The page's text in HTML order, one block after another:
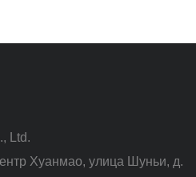
Ltd.
Хуанмао, улица Шуньи, д.